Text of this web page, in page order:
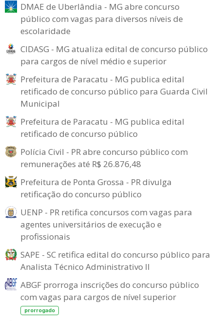
DMAE de Uberlândia - MG abre concurso
público com vagas para diversos níveis de
escolaridade
CIDASG - MG atualiza edital de concurso público
para cargos de nível médio e superior
Prefeitura de Paracatu - MG publica edital
retificado de concurso público para Guarda Civil
Municipal
Prefeitura de Paracatu - MG publica edital
retificado de concurso público
Polícia Civil - PR abre concurso público com
remunerações até R$ 26.876,48
Prefeitura de Ponta Grossa - PR divulga
retificação do concurso público
UENP - PR retifica concursos com vagas para
agentes universitários de execução e
profissionais
SAPE - SC retifica edital do concurso público para
Analista Técnico Administrativo II
ABGF prorroga inscrições do concurso público
com vagas para cargos de nível superior
prorrogado